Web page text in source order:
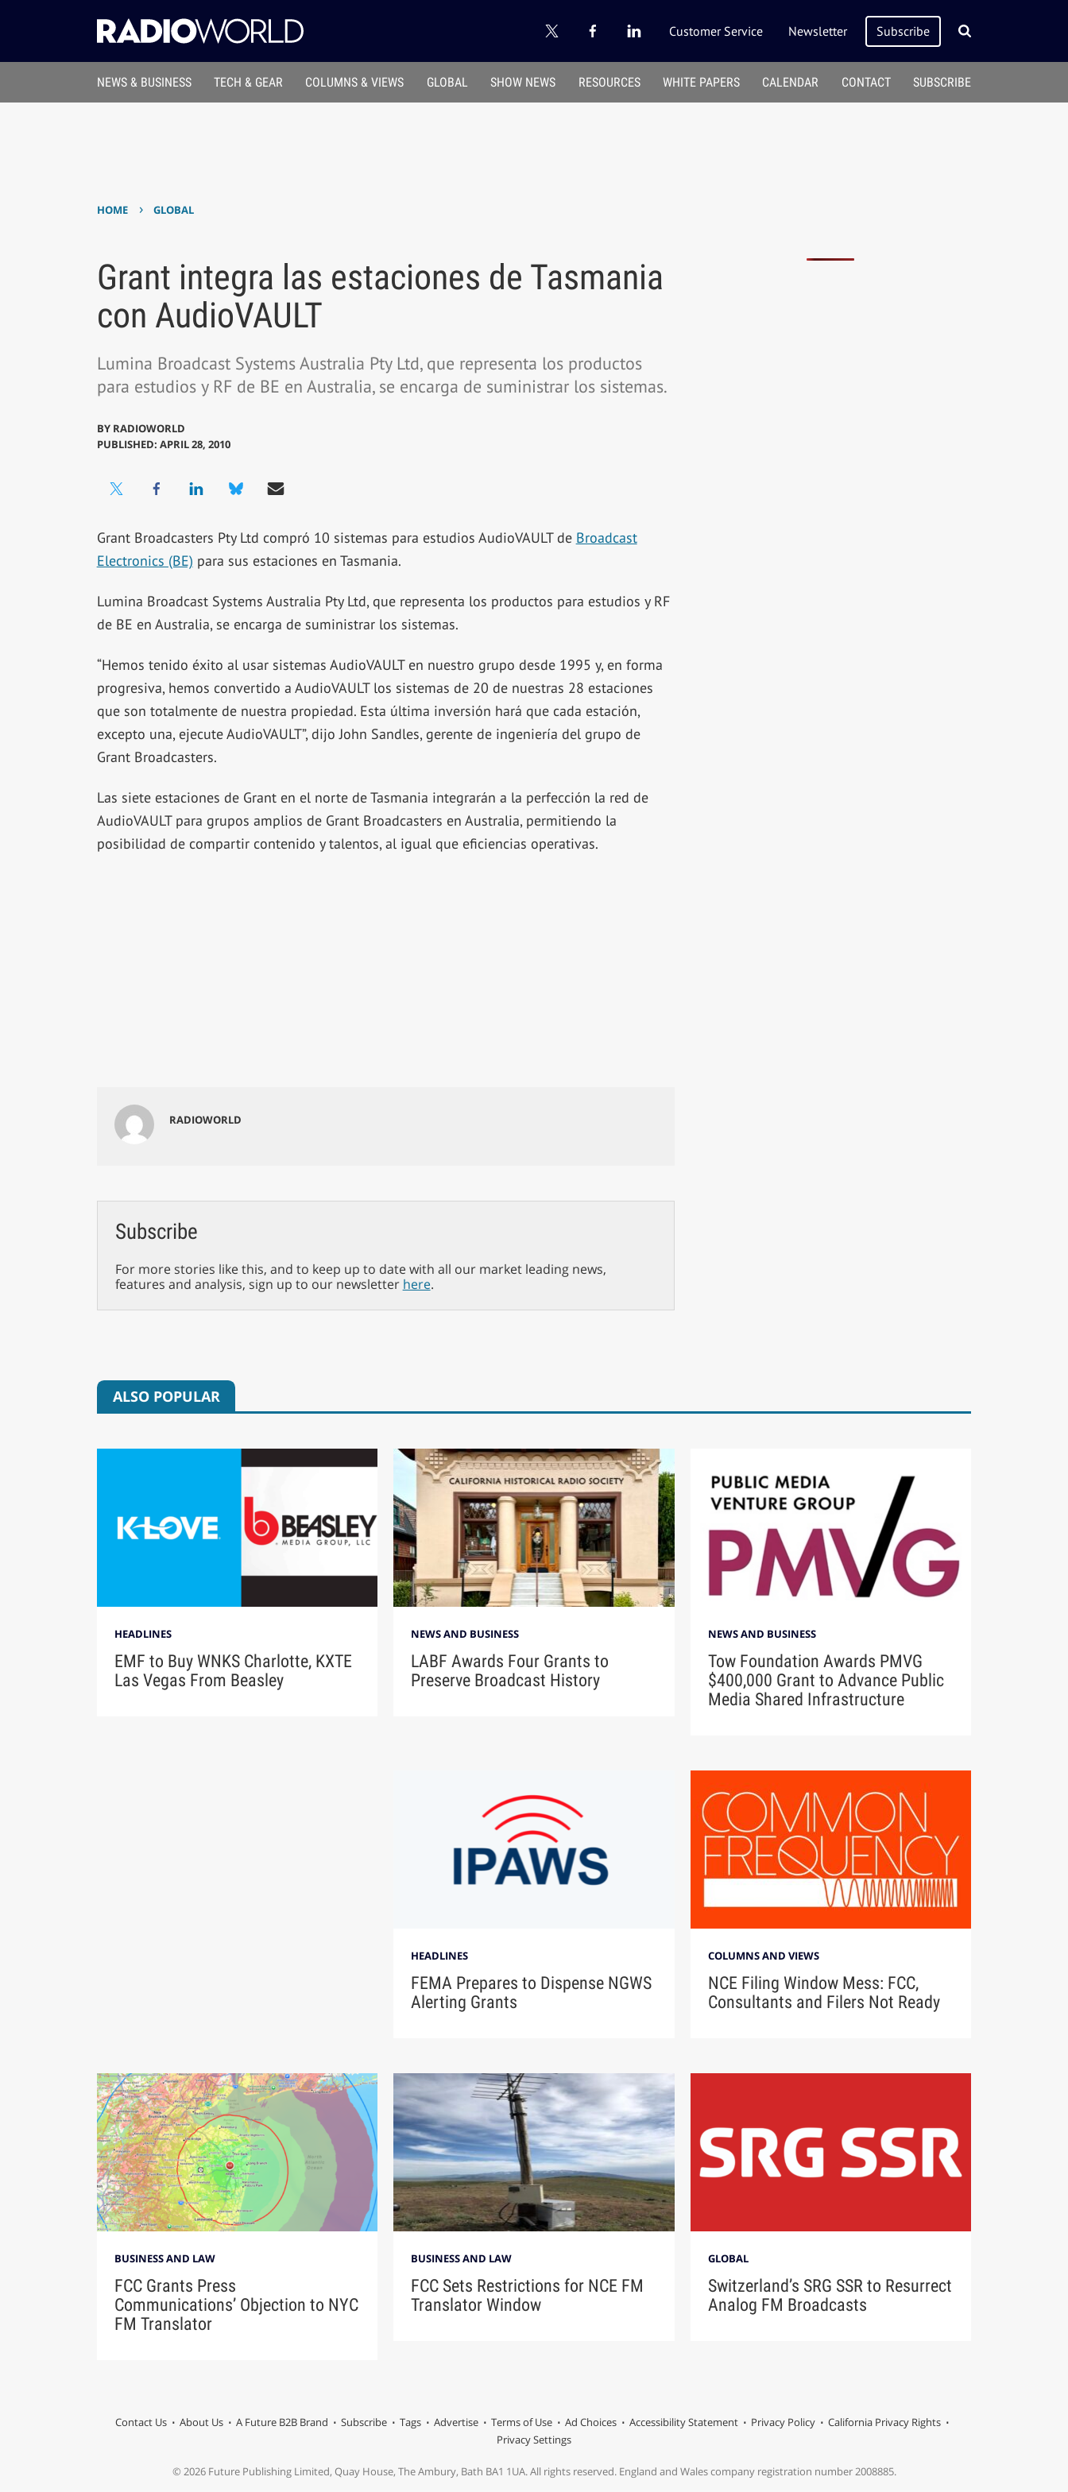
Customer Service Newsletter Subscribe
NEWS & BUSINESS TECH & GEAR COLUMNS & VIEWS GLOBAL SHOW NEWS RESOURCES WHITE PAPERS CALENDAR CONTACT SUBSCRIBE
HOME › GLOBAL
Grant integra las estaciones de Tasmania
con AudioVAULT
Lumina Broadcast Systems Australia Pty Ltd, que representa los productos
para estudios y RF de BE en Australia, se encarga de suministrar los sistemas.
BY RADIOWORLD
PUBLISHED: APRIL 28, 2010
Grant Broadcasters Pty Ltd compró 10 sistemas para estudios AudioVAULT de Broadcast
Electronics (BE) para sus estaciones en Tasmania.
Lumina Broadcast Systems Australia Pty Ltd, que representa los productos para estudios y RF
de BE en Australia, se encarga de suministrar los sistemas.
“Hemos tenido éxito al usar sistemas AudioVAULT en nuestro grupo desde 1995 y, en forma
progresiva, hemos convertido a AudioVAULT los sistemas de 20 de nuestras 28 estaciones
que son totalmente de nuestra propiedad. Esta última inversión hará que cada estación,
excepto una, ejecute AudioVAULT”, dijo John Sandles, gerente de ingeniería del grupo de
Grant Broadcasters.
Las siete estaciones de Grant en el norte de Tasmania integrarán a la perfección la red de
AudioVAULT para grupos amplios de Grant Broadcasters en Australia, permitiendo la
posibilidad de compartir contenido y talentos, al igual que eficiencias operativas.
RADIOWORLD
Subscribe
For more stories like this, and to keep up to date with all our market leading news,
features and analysis, sign up to our newsletter here.
ALSO POPULAR
HEADLINES
EMF to Buy WNKS Charlotte, KXTE
Las Vegas From Beasley
NEWS AND BUSINESS
LABF Awards Four Grants to
Preserve Broadcast History
NEWS AND BUSINESS
Tow Foundation Awards PMVG
$400,000 Grant to Advance Public
Media Shared Infrastructure
HEADLINES
FEMA Prepares to Dispense NGWS
Alerting Grants
COLUMNS AND VIEWS
NCE Filing Window Mess: FCC,
Consultants and Filers Not Ready
BUSINESS AND LAW
FCC Grants Press
Communications’ Objection to NYC
FM Translator
BUSINESS AND LAW
FCC Sets Restrictions for NCE FM
Translator Window
GLOBAL
Switzerland’s SRG SSR to Resurrect
Analog FM Broadcasts
Contact Us About Us A Future B2B Brand Subscribe Tags Advertise Terms of Use Ad Choices Accessibility Statement Privacy Policy
California Privacy Rights
Privacy Settings
© 2026 Future Publishing Limited, Quay House, The Ambury, Bath BA1 1UA. All rights reserved. England and Wales company registration number 2008885.